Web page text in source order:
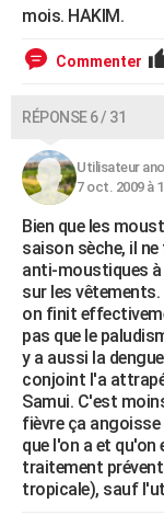
mois. HAKIM.
Commenter
RÉPONSE 6 / 31
Utilisateur
7 oct. 2009 à
Bien que les
saison sèche, il
anti-moustiques
sur les
on finit
pas que le
y a aussi la
conjoint l'a
Samui. C'est
fièvre ça
que l'on a et qu'on
traitement
tropicale), sauf